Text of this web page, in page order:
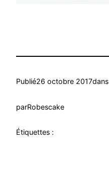
Publié26 octobre 2017dans
parRobescake
Étiquettes :